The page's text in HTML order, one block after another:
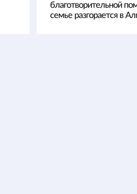
благотворительной
семье разгорается в